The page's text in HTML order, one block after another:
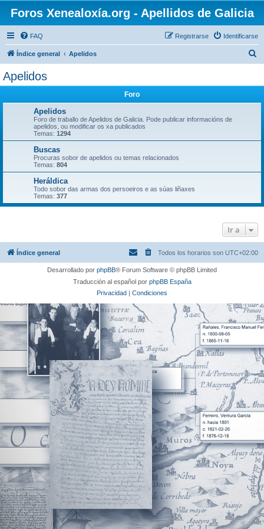
Foros Xenealoxía.org - Apellidos de Galicia
FAQ Identificarse
Registrarse
Índice general Apelidos
Apelidos
Foro
Apelidos
Foro de traballo de Apelidos de Galicia. Pode publicar informacións de
apelidos, ou modificar os xa publicados
Temas: 1294
Buscas
Procuras sobor de apelidos ou temas relacionados
Temas: 804
Heráldica
Todo sobor das armas dos persoeiros e as súas liñaxes
Temas: 377
Ir a
Índice general Todos los horarios son UTC+02:00
Desarrollado por phpBB® Forum Software © phpBB Limited
Traducción al español por phpBB España
Privacidad | Condiciones